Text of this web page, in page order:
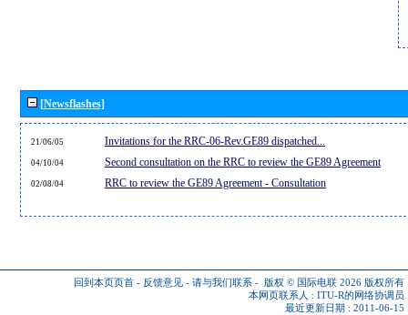
[Newsflashes]
21/06/05 Invitations for the RRC-06-Rev.GE89 dispatched...
04/10/04 Second consultation on the RRC to review the GE89 Agreement
02/08/04 RRC to review the GE89 Agreement - Consultation
回到本页页首 - 反馈意见 - 请与我们联系 - 版权 © 国际电联 2026 版权所有
本网页联系人 : ITU-R的网络协调员
最近更新日期 : 2011-06-15